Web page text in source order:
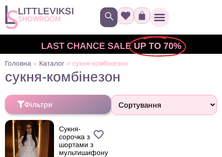
LITTLEVIKSI
SHOWROOM
LAST CHANCE SALE UP TO 70%
Головна » Каталог » сукня-комбінезон
сукня-комбінезон
Фільтри
Сукня-
сорочка з
шортами з
мультишифону